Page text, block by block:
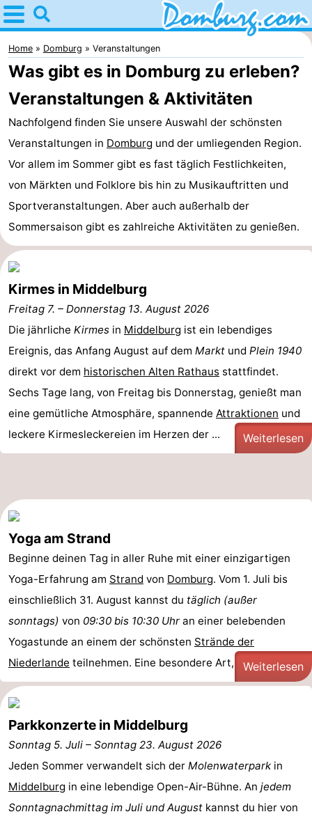
Home
Domburg
Tipps
Für
kindern
Webcam
Webcam
Webcam
Strand
Übernachten
Appartements
-
Park
Loverendale
-
Résidence
Wijngaerde
Campingplätze
Ferienhäuser
Buitenhof
-
Domburg
Westhove
Hotels
Zimmer
(mit
Lastminutes
Sehen
tun
Museen
-
Mühlen
-
Home Domburg Veranstaltungen
Was gibt es in Domburg zu erleben?
Veranstaltungen & Aktivitäten
Nachfolgend finden Sie unsere Auswahl der schönsten
Veranstaltungen in Domburg und der umliegenden Region.
Vor allem im Sommer gibt es fast täglich Festlichkeiten,
von Märkten und Folklore bis hin zu Musikauftritten und
Sportveranstaltungen. Aber auch außerhalb der
Sommersaison gibt es zahlreiche Aktivitäten zu genießen.
Kirmes in Middelburg
Freitag 7. – Donnerstag 13. August 2026
Die jährliche Kirmes in Middelburg ist ein lebendiges
Ereignis, das Anfang August auf dem Markt und Plein 1940
direkt vor dem historischen Alten Rathaus stattfindet.
Sechs Tage lang, von Freitag bis Donnerstag, genießt man
eine gemütliche Atmosphäre, spannende Attraktionen und
leckere Kirmesleckereien im Herzen der ...
Weiterlesen
Yoga am Strand
Beginne deinen Tag in aller Ruhe mit einer einzigartigen
Yoga-Erfahrung am Strand von Domburg. Vom 1. Juli bis
einschließlich 31. August kannst du täglich (außer
sonntags) von 09:30 bis 10:30 Uhr an einer belebenden
Yogastunde an einem der schönsten Strände der
Niederlande teilnehmen. Eine besondere Art, Körper und ...
Weiterlesen
Parkkonzerte in Middelburg
Sonntag 5. Juli – Sonntag 23. August 2026
Jeden Sommer verwandelt sich der Molenwaterpark in
Middelburg in eine lebendige Open-Air-Bühne. An jedem
Sonntagnachmittag im Juli und August kannst du hier von